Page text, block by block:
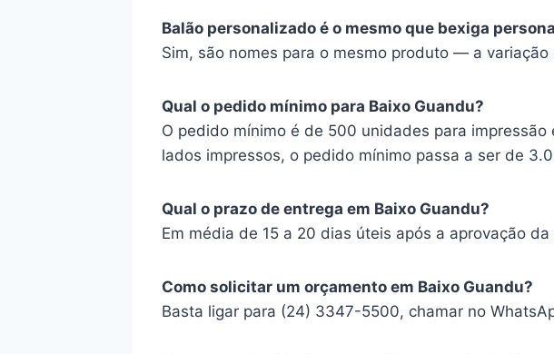
Balão personalizado é o mesmo que bexiga
Sim, são nomes para o mesmo produto — a
Qual o pedido mínimo para Baixo Guandu?
O pedido mínimo é de 500 unidades para
lados impressos, o pedido mínimo passa a ser de
Qual o prazo de entrega em Baixo Guandu?
Em média de 15 a 20 dias úteis após a aprovação da
Como solicitar um orçamento em Baixo Guandu?
Basta ligar para (24) 3347-5500, chamar no